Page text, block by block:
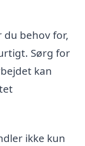
du behov for,
Sørg for
kan
ikke kun